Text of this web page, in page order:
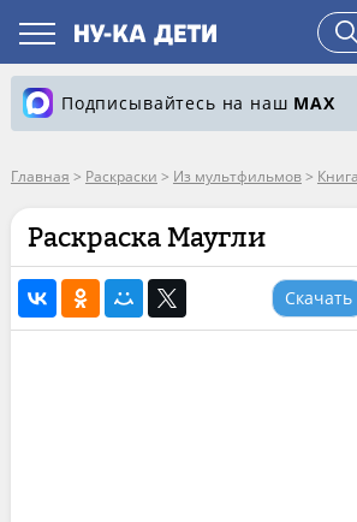
Подписывайтесь на наш MAX
Главная > Раскраски > Из мультфильмов>
Раскраска Маугли
Скачать